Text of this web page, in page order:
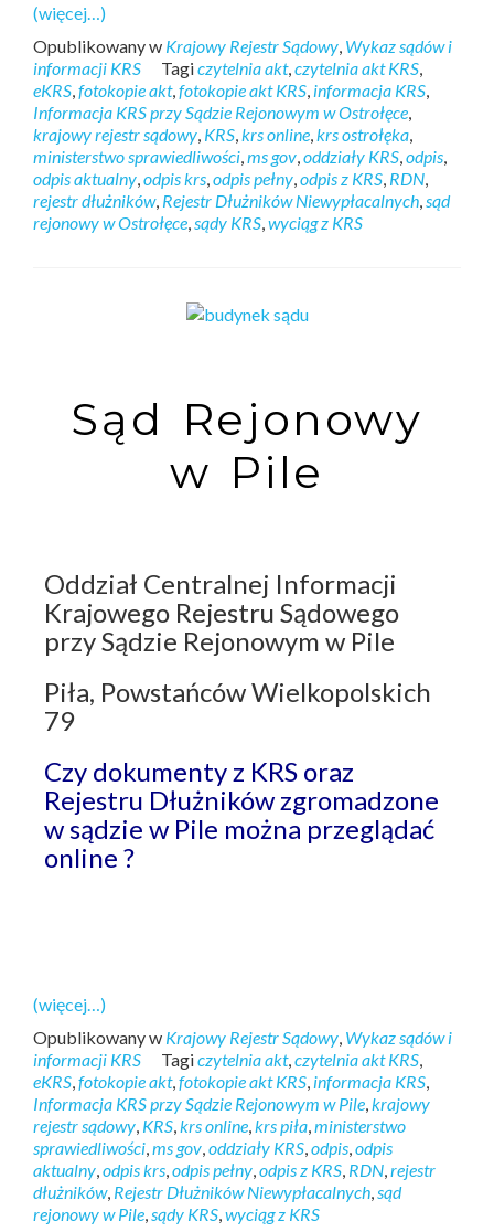
(więcej…)
Opublikowany w Krajowy Rejestr Sądowy Wykaz sądów i
informacji KRS
Tagiczytelnia akt, czytelnia akt KRS
eKRS fotokopie akt, fotokopie akt KRS informacja KRS
Informacja KRS przy Sądzie Rejonowym w Ostrołęce
krajowy rejestr sądowy KRS krs online krs ostrołęka
ministerstwo sprawiedliwości ms gov oddziały KRS odpis
odpis aktualny odpis krs odpis pełny odpis z KRS RDN
rejestr dłużników, Rejestr Dłużników Niewypłacalnych sąd
rejonowy w Ostrołęce sądy KRS wyciąg z KRS
Sąd Rejonowy
w Pile
Oddział Centralnej Informacji
Krajowego Rejestru Sądowego
przy Sądzie Rejonowym w Pile
Piła, Powstańców Wielkopolskich
79
Czy dokumenty z KRS oraz
Rejestru Dłużników zgromadzone
w sądzie w Pile można przeglądać
online ?
(więcej…)
Opublikowany w Krajowy Rejestr Sądowy, Wykaz sądów i
informacji KRS
Tagiczytelnia akt,czytelnia akt KRS,
eKRS,fotokopie akt,fotokopie akt KRS, informacja KRS,
Informacja KRS przy Sądzie Rejonowym w Pile,krajowy
rejestr sądowy, KRS,krs online,krs piła,ministerstwo
sprawiedliwości,ms gov,oddziały KRS,odpis,odpis
aktualny,odpis krs,odpis pełny,odpis z KRS, RDN,rejestr
dłużników, Rejestr Dłużników Niewypłacalnych,sąd
rejonowy w Pile,sądy KRS,wyciąg z KRS